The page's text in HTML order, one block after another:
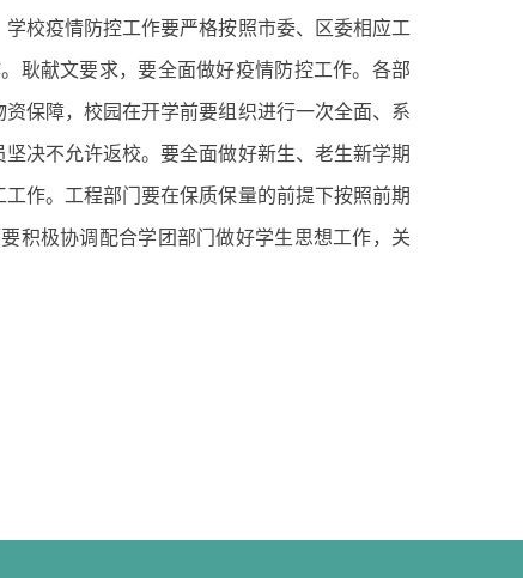
校疫情防控工作要严格按照市委、区委相应工
耿献文要求，要全面做好疫情防控工作。各部
保障，校园在开学前要组织进行一次全面、系
决不允许返校。要全面做好新生、老生新学期
作。工程部门要在保质保量的前提下按照前期
积极协调配合学团部门做好学生思想工作，关